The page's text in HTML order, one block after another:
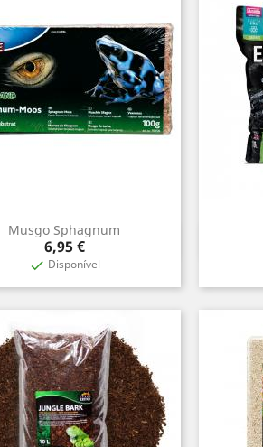
Musgo Sphagnum
Preço
6,95 €
 Disponível
Vista rápida